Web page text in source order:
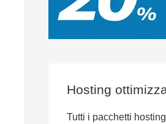
Hosting
Tutti i pacchetti